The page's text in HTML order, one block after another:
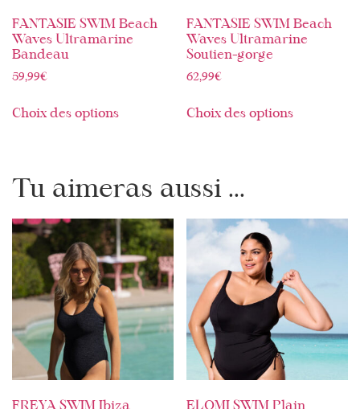
FANTASIE SWIM Beach
Waves Ultramarine
Bandeau
59,99€
Choix des options
FANTASIE SWIM Beach
Waves Ultramarine
Soutien-gorge
62,99€
Choix des options
Tu aimeras aussi ...
FREYA SWIM Ibiza
ELOMI SWIM Plain